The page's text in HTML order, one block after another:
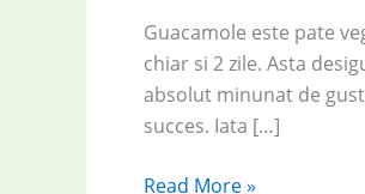
Guacamole este pate
chiar si 2 zile. Asta
absolut minunat de
succes. Iata […]
Guacamole
Read More »